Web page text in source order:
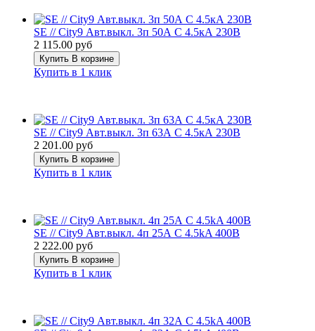
SE // City9 Авт.выкл. 3п 50А С 4.5кА 230В
2 115.00 руб
Купить В корзине
Купить в 1 клик
SE // City9 Авт.выкл. 3п 63А С 4.5кА 230В
2 201.00 руб
Купить В корзине
Купить в 1 клик
SE // City9 Авт.выкл. 4п 25А С 4.5kA 400В
2 222.00 руб
Купить В корзине
Купить в 1 клик